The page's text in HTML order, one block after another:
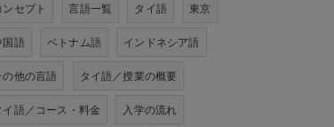
ンセプト 言語一覧 タイ語 東京
国語 ベトナム語 インドネシア語
の他の言語 タイ語／授業の概要
イ語／コース・料金 入学の流れ